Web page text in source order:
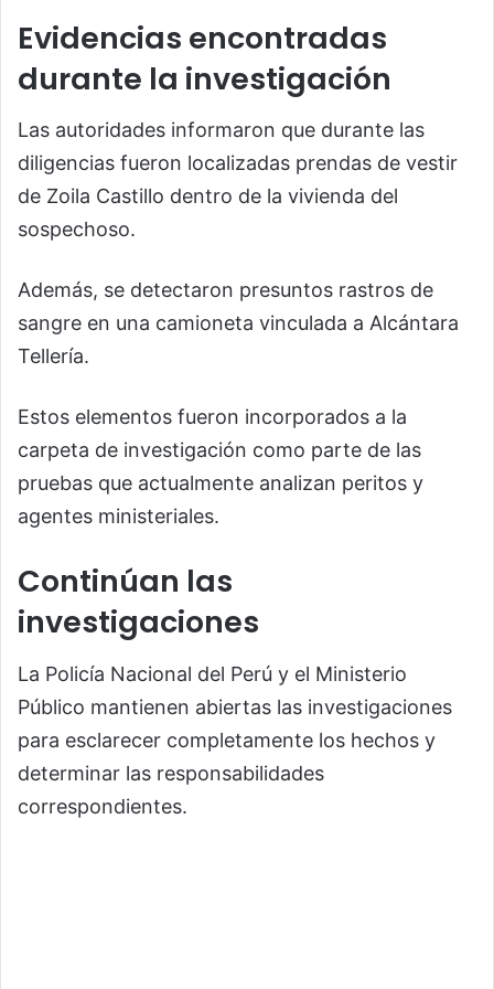
Evidencias encontradas
durante la investigación
Las autoridades informaron que durante las
diligencias fueron localizadas prendas de vestir
de Zoila Castillo dentro de la vivienda del
sospechoso.
Además, se detectaron presuntos rastros de
sangre en una camioneta vinculada a Alcántara
Tellería.
Estos elementos fueron incorporados a la
carpeta de investigación como parte de las
pruebas que actualmente analizan peritos y
agentes ministeriales.
Continúan las
investigaciones
La Policía Nacional del Perú y el Ministerio
Público mantienen abiertas las investigaciones
para esclarecer completamente los hechos y
determinar las responsabilidades
correspondientes.